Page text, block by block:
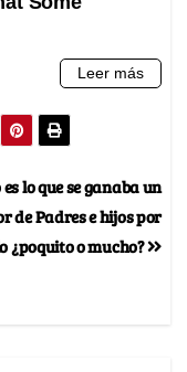
es lo que se ganaba un
de Padres e hijos por
¿poquito o mucho?